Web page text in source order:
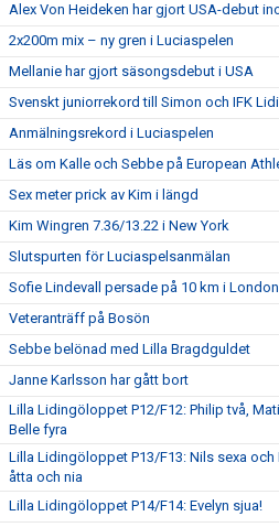
Alex Von Heideken har gjort USA-debut
2x200m mix – ny gren i Luciaspelen
Mellanie har gjort säsongsdebut i USA
Svenskt juniorrekord till Simon och IFK
Anmälningsrekord i Luciaspelen
Läs om Kalle och Sebbe på European
Sex meter prick av Kim i längd
Kim Wingren 7.36/13.22 i New York
Slutspurten för Luciaspelsanmälan
Sofie Lindevall persade på 10 km i London
Veteranträff på Bosön
Sebbe belönad med Lilla Bragdguldet
Janne Karlsson har gått bort
Lilla Lidingöloppet P12/F12: Philip två,
Belle fyra
Lilla Lidingöloppet P13/F13: Nils sexa
åtta och nia
Lilla Lidingöloppet P14/F14: Evelyn sjua!